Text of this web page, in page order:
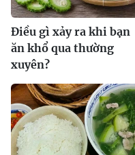
Điều gì xảy ra khi bạn
ăn khổ qua thường
xuyên?